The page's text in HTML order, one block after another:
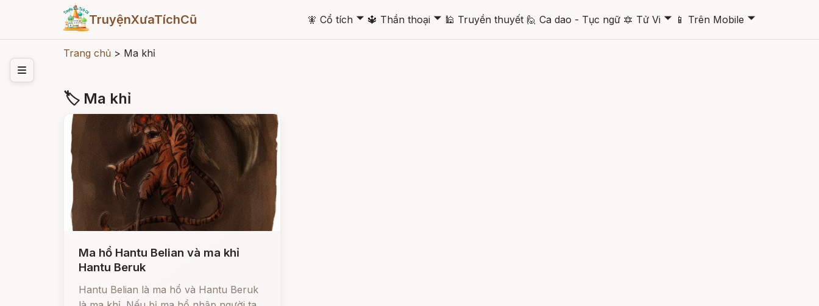
TruyệnXưaTíchCũ 🧚 Cổ tích 🞃 🔱 Thần thoại 🞃 🕌 Truyền thuyết 🙋 Ca dao - Tục ngữ 🔯 Tử Vi 🞃 📱 Trên Mobile 🞃
Trang chủ > Ma khỉ
🏷 Ma khỉ
Ma hổ Hantu Belian và ma khỉ
Hantu Beruk
Hantu Belian là ma hổ và Hantu Beruk